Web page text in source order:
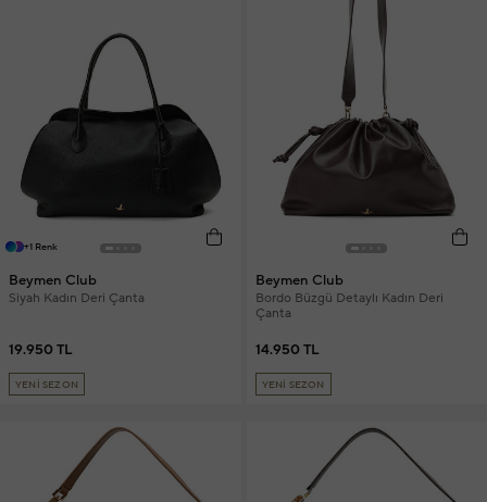
+1 Renk
Beymen Club
Siyah Kadın Deri Çanta
19.950 TL
YENİ SEZON
Beymen Club
Bordo Büzgü Detaylı Kadın Deri
Çanta
14.950 TL
YENİ SEZON